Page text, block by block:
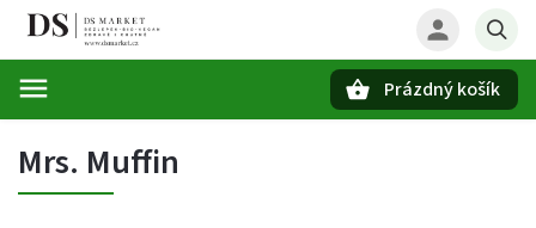
Prázdný košík
Mrs. Muffin